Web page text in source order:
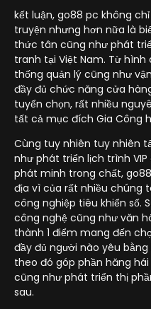
kết luận, go88 pc không
truyện nhưng hơn nữa là
thức tân cũng như phát
tranh tại Việt Nam. Từ
thống quản lý cũng như
đầy đủ chức năng cửa
tuyển chọn, rất nhiều
tất cả mục đích Gia Công
Cùng tuy nhiên tuy nhiên
như phát triển lịch trình
phát minh trong chất,
địa vì của rất nhiều chúng
công nghiệp tiêu khiển số.
công nghệ cũng như văn
thành 1 điểm mang đến
đầy đủ người nào yêu
theo đó góp phần hăng
cũng như phát triển thị
sau.